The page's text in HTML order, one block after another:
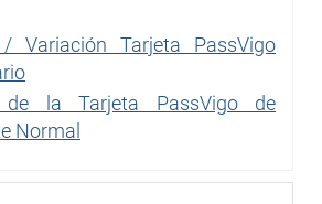
Variación Tarjeta PassVigo
de la Tarjeta PassVigo de
Normal